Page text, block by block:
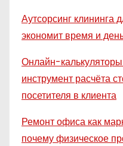
Аутсорсинг клининга
экономит время и
Онлайн-калькуляторы
инструмент расчёта
посетителя в клиента
Ремонт офиса как
почему физическое